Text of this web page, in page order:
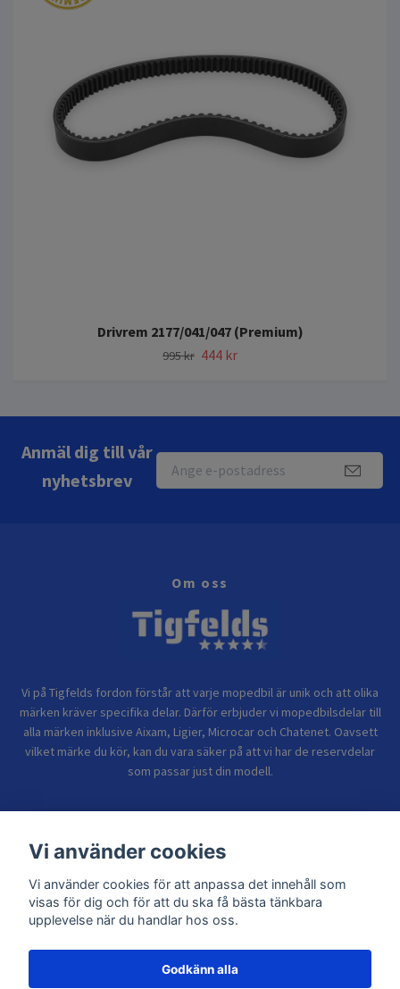
Drivrem 2177/041/047 (Premium)
995 kr 444 kr
Anmäl dig till vår
nyhetsbrev
Om oss
Vi på Tigfelds fordon förstår att varje mopedbil är unik och att olika
märken kräver specifika delar. Därför erbjuder vi mopedbilsdelar till
alla märken inklusive Aixam, Ligier, Microcar och Chatenet. Oavsett
vilket märke du kör, kan du vara säker på att vi har de reservdelar
som passar just din modell.
Sidor
Vi använder cookies
Vi använder cookies för att anpassa det innehåll som
visas för dig och för att du ska få bästa tänkbara
upplevelse när du handlar hos oss.
Godkänn alla